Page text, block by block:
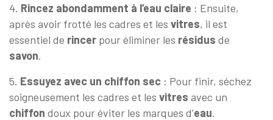
4. Rincez abondamment à l’eau claire : Ensuite,
après avoir frotté les cadres et les vitres, il est
essentiel de rincer pour éliminer les résidus de
savon.
5. Essuyez avec un chiffon sec : Pour finir, séchez
soigneusement les cadres et les vitres avec un
chiffon doux pour éviter les marques d’eau.